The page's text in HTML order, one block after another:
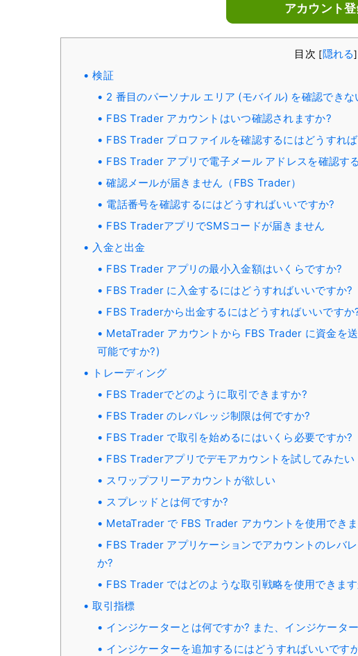
アカウント
目次 [隠れる]
検証
2 番目のパーソナル エリア (モバイル) を確認できな
FBS Trader アカウントはいつ確認されますか?
FBS Trader プロファイルを確認するにはどうすれ
FBS Trader アプリで電子メール アドレスを確認す
確認メールが届きません（FBS Trader）
電話番号を確認するにはどうすればいいですか?
FBS TraderアプリでSMSコードが届きません
入金と出金
FBS Trader アプリの最小入金額はいくらですか?
FBS Trader に入金するにはどうすればいいですか?
FBS Traderから出金するにはどうすればいいですか
MetaTrader アカウントから FBS Trader に資金を
可能ですか?)
トレーディング
FBS Traderでどのように取引できますか?
FBS Trader のレバレッジ制限は何ですか?
FBS Trader で取引を始めるにはいくら必要ですか?
FBS Traderアプリでデモアカウントを試してみたい
スワップフリーアカウントが欲しい
スプレッドとは何ですか?
MetaTrader で FBS Trader アカウントを使用でき
FBS Trader アプリケーションでアカウントのレバ
か?
FBS Trader ではどのような取引戦略を使用できま
取引指標
インジケーターとは何ですか? また、インジケータ
インジケーターを追加するにはどうすればいいです